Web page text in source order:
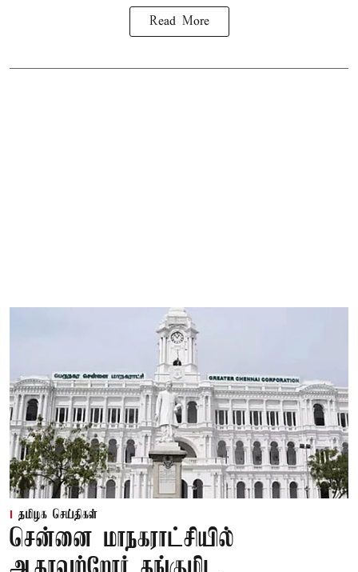
Read More
தமிழக செய்திகள்
சென்னை மாநகராட்சியில்